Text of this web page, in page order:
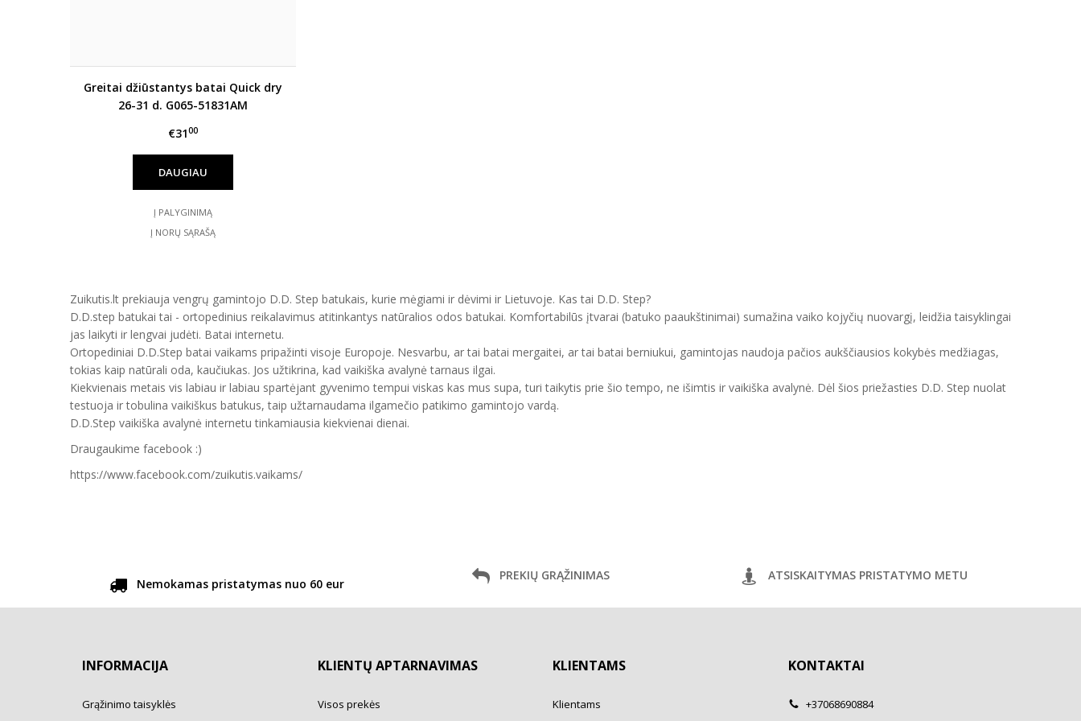
Greitai džiūstantys batai Quick dry
26-31 d. G065-51831AM
€3100
DAUGIAU
Į PALYGINIMĄ
Į NORŲ SĄRAŠĄ
Zuikutis.lt prekiauja vengrų gamintojo D.D. Step batukais, kurie mėgiami ir dėvimi ir Lietuvoje. Kas tai D.D. Step?
D.D.step batukai tai - ortopedinius reikalavimus atitinkantys natūralios odos batukai. Komfortabilūs įtvarai (batuko paaukštinimai) sumažina vaiko kojyčių nuovargį, leidžia taisyklingai
jas laikyti ir lengvai judėti. Batai internetu.
Ortopediniai D.D.Step batai vaikams pripažinti visoje Europoje. Nesvarbu, ar tai batai mergaitei, ar tai batai berniukui, gamintojas naudoja pačios aukščiausios kokybės medžiagas,
tokias kaip natūrali oda, kaučiukas. Jos užtikrina, kad vaikiška avalynė tarnaus ilgai.
Kiekvienais metais vis labiau ir labiau spartėjant gyvenimo tempui viskas kas mus supa, turi taikytis prie šio tempo, ne išimtis ir vaikiška avalynė. Dėl šios priežasties D.D. Step nuolat
testuoja ir tobulina vaikiškus batukus, taip užtarnaudama ilgamečio patikimo gamintojo vardą.
D.D.Step vaikiška avalynė internetu tinkamiausia kiekvienai dienai.
Draugaukime facebook :)
https://www.facebook.com/zuikutis.vaikams/
Nemokamas pristatymas nuo 60 eur
PREKIŲ GRĄŽINIMAS ATSISKAITYMAS PRISTATYMO METU
INFORMACIJA
Grąžinimo taisyklės
KLIENTŲ APTARNAVIMAS
Visos prekės
KLIENTAMS
Klientams
KONTAKTAI
+37068690884